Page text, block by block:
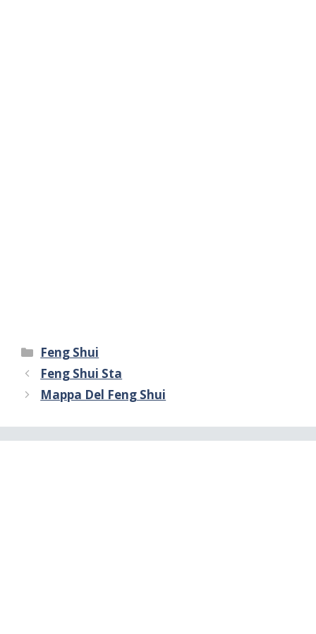
Categorie
Feng Shui
Feng Shui Sta
Mappa Del Feng Shui